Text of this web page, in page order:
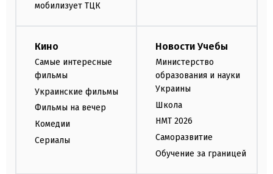
мобилизует ТЦК
Кино
Самые интересные
фильмы
Украинские фильмы
Фильмы на вечер
Комедии
Сериалы
Новости Учебы
Министерство
образования и науки
Украины
Школа
НМТ 2026
Саморазвитие
Обучение за границей